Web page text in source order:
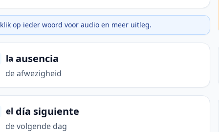
klik op ieder woord voor audio en meer uitleg.
la ausencia
de afwezigheid
el día siguiente
de volgende dag